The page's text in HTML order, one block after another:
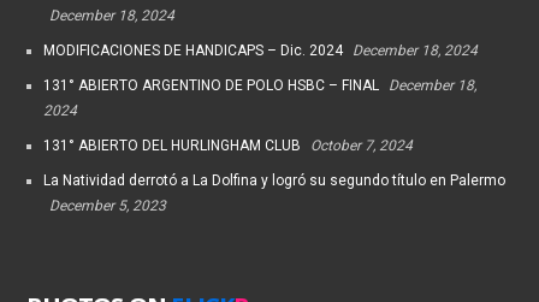
December 18, 2024
MODIFICACIONES DE HANDICAPS – Dic. 2024 December 18, 2024
131° ABIERTO ARGENTINO DE POLO HSBC – FINAL
December 18,
2024
131° ABIERTO DEL HURLINGHAM CLUB October 7, 2024
La Natividad derrotó a La Dolfina y logró su segundo título en Palermo
December 5, 2023